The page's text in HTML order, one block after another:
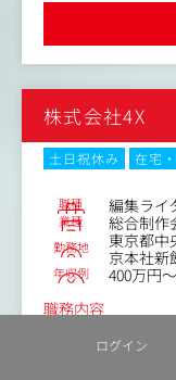
ログイン
●クライアントとの
戦略を立て、提案
●媒体や領域にとら
仕事がしたい方には
株式会社4X
土日祝休み 在宅
職種 編集ライ
業種 総合制作
勤務地
東京都中
京本社新
年収例
400万円
職務内容
【求人職種】編